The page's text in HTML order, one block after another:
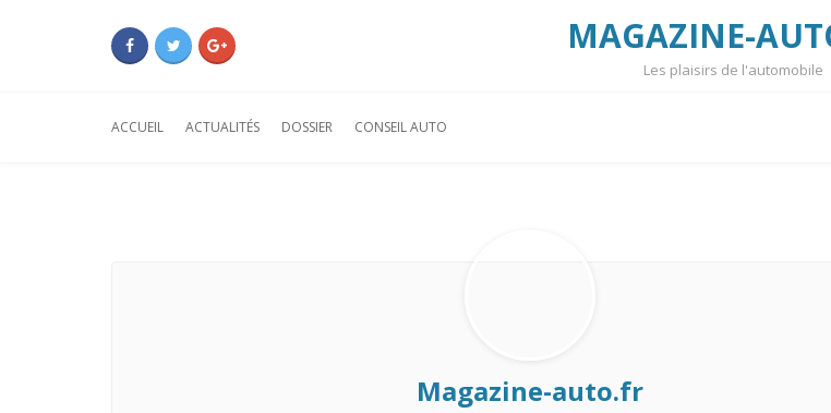
MAGAZINE-
Les plaisirs de l'automobile
ACCUEIL ACTUALITÉS DOSSIER CONSEIL AUTO
Magazine-auto.fr